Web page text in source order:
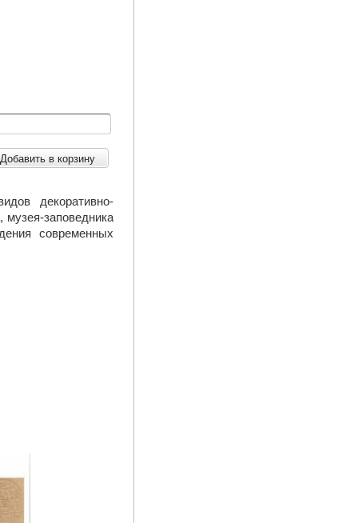
Добавить в корзину
декоративно-
музея-заповедника
современных